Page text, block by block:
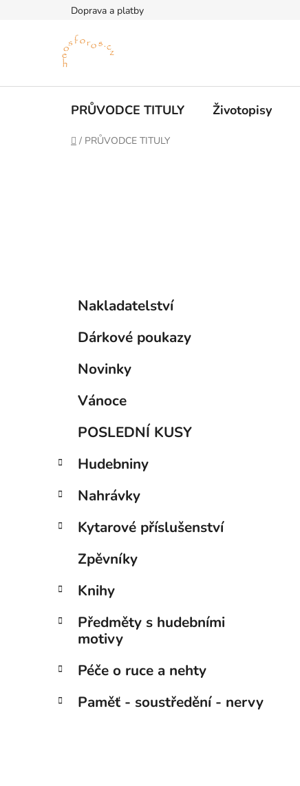
Doprava a platby
PRŮVODCE TITULY Životopisy
Domů
/ PRŮVODCE TITULY
Přeskočit
kategorie
Nakladatelství
Dárkové poukazy
Novinky
Vánoce
POSLEDNÍ KUSY
Hudebniny
Nahrávky
Kytarové příslušenství
Zpěvníky
Knihy
Předměty s hudebními
motivy
Péče o ruce a nehty
Paměť - soustředění - nervy